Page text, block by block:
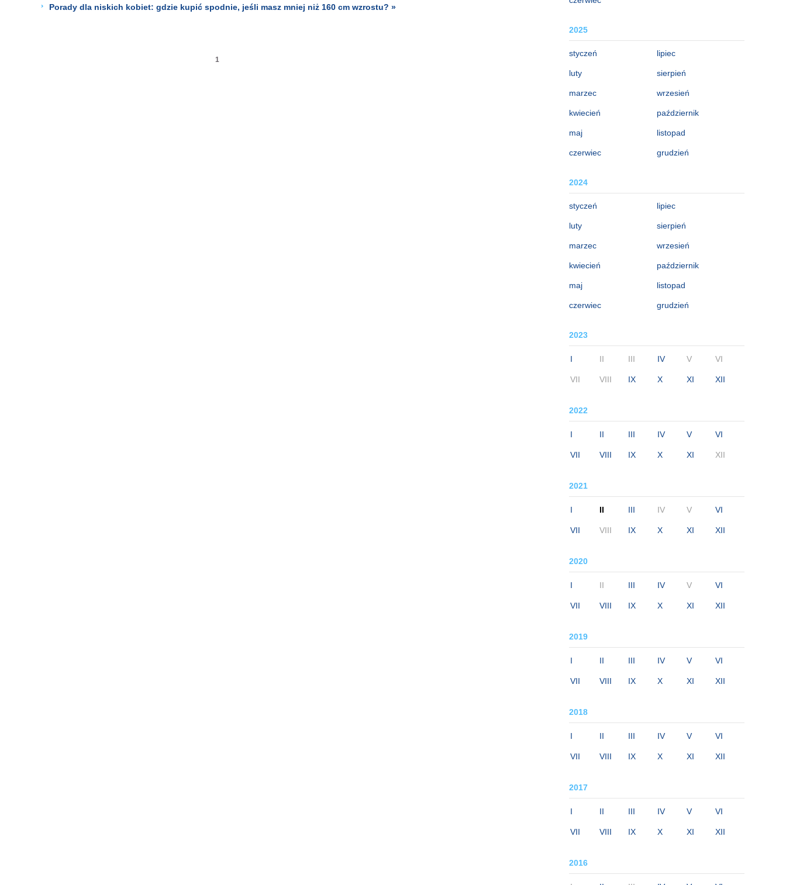
2025
styczeń
luty
marzec
kwiecień
maj
czerwiec
lipiec
sierpień
wrzesień
październik
listopad
grudzień
2024
styczeń
luty
marzec
kwiecień
maj
czerwiec
lipiec
sierpień
wrzesień
październik
listopad
grudzień
2023
I II III IV V VI
VII VIII IX X XI XII
2022
I II III IV V VI
VII VIII IX X XI XII
2021
I II III IV V VI
VII VIII IX X XI XII
2020
I II III IV V VI
VII VIII IX X XI XII
2019
I II III IV V VI
VII VIII IX X XI XII
2018
I II III IV V VI
VII VIII IX X XI XII
2017
I II III IV V VI
VII VIII IX X XI XII
2016
Porady dla niskich kobiet: gdzie kupić spodnie, jeśli masz mniej niż 160 cm wzrostu? »
1